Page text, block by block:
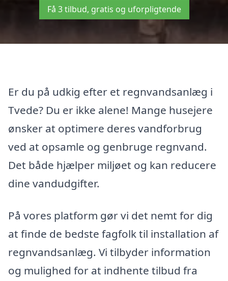
Få 3 tilbud, gratis og uforpligtende
Er du på udkig efter et regnvandsanlæg i
Tvede? Du er ikke alene! Mange husejere
ønsker at optimere deres vandforbrug
ved at opsamle og genbruge regnvand.
Det både hjælper miljøet og kan reducere
dine vandudgifter.
På vores platform gør vi det nemt for dig
at finde de bedste fagfolk til installation af
regnvandsanlæg. Vi tilbyder information
og mulighed for at indhente tilbud fra